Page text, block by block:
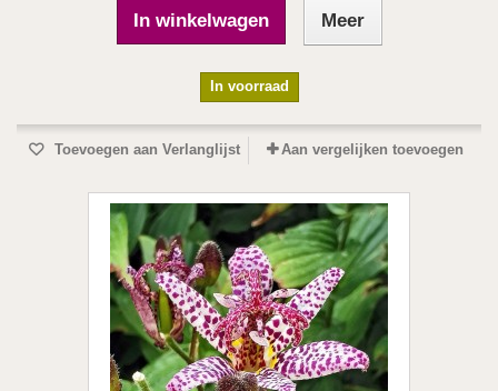
In winkelwagen Meer
In voorraad
Toevoegen aan Verlanglijst Aan vergelijken toevoegen